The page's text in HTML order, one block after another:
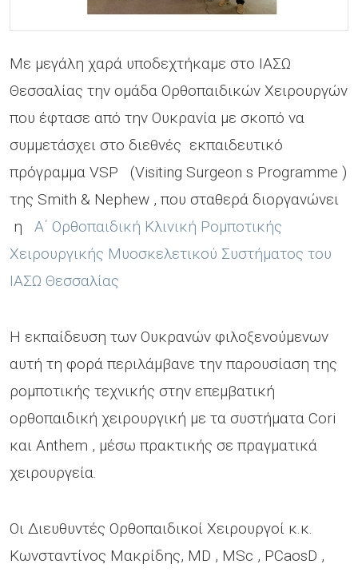
Με μεγάλη χαρά υποδεχτήκαμε στο ΙΑΣΩ
Θεσσαλίας την ομάδα Ορθοπαιδικών Χειρουργών
που έφτασε από την Ουκρανία με σκοπό να
συμμετάσχει στο διεθνές εκπαιδευτικό
πρόγραμμα VSP (Visiting Surgeon s Programme )
της Smith & Nephew , που σταθερά διοργανώνει
η
Α΄ Ορθοπαιδική Κλινική Ρομποτικής
Χειρουργικής Μυοσκελετικού Συστήματος του
ΙΑΣΩ Θεσσαλίας
Η εκπαίδευση των Ουκρανών φιλοξενούμενων
αυτή τη φορά περιλάμβανε την παρουσίαση της
ρομποτικής τεχνικής στην επεμβατική
ορθοπαιδική χειρουργική με τα συστήματα Cori
και Anthem , μέσω πρακτικής σε πραγματικά
χειρουργεία.
Οι Διευθυντές Ορθοπαιδικοί Χειρουργοί κ.κ.
Κωνσταντίνος Μακρίδης, MD , MSc , PCaosD ,